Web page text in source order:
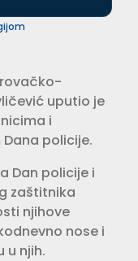
uputio je
i
policije.
Dan policije i
zaštitnika
njihove
nose i
u njih.